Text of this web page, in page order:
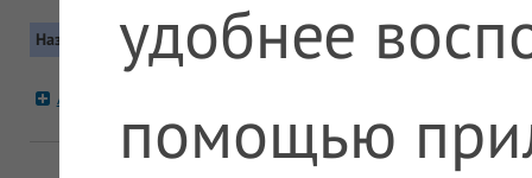
Название Контакты
А5 №112 п.Володарского
+7 (495) 612-11-11, +7 (800)
удобнее
помощью